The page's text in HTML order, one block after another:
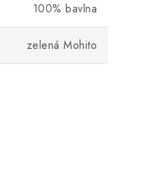
100% bavlna
zelená Mohito